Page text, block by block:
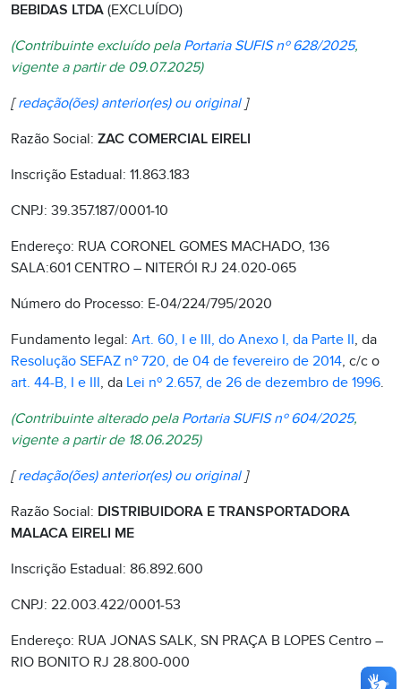
BEBIDAS LTDA (EXCLUÍDO)
(Contribuinte excluído pela Portaria SUFIS nº 628/2025,
vigente a partir de 09.07.2025)
[redação(ões) anterior(es) ou original ]
Razão Social: ZAC COMERCIAL EIRELI
Inscrição Estadual: 11.863.183
CNPJ: 39.357.187/0001-10
Endereço: RUA CORONEL GOMES MACHADO, 136
SALA:601 CENTRO – NITERÓI RJ 24.020-065
Número do Processo: E-04/224/795/2020
Fundamento legal: Art. 60, I e III, do Anexo I, da Parte II, da
Resolução SEFAZ nº 720, de 04 de fevereiro de 2014, c/c o
art. 44-B, I e III, da Lei nº 2.657, de 26 de dezembro de 1996.
(Contribuinte alterado pela Portaria SUFIS nº 604/2025,
vigente a partir de 18.06.2025)
[redação(ões) anterior(es) ou original ]
Razão Social: DISTRIBUIDORA E TRANSPORTADORA
MALACA EIRELI ME
Inscrição Estadual: 86.892.600
CNPJ: 22.003.422/0001-53
Endereço: RUA JONAS SALK, SN PRAÇA B LOPES Centro –
RIO BONITO RJ 28.800-000